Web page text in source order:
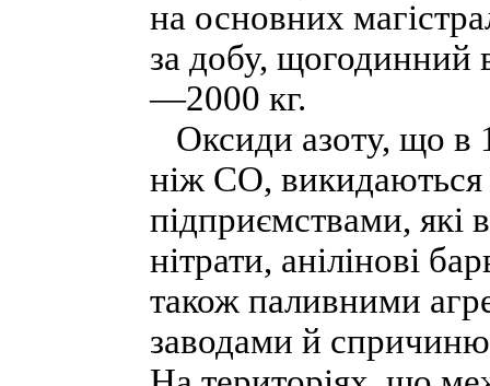
на основних
за добу, щогодинний
—2000 кг.
Оксиди азоту, що в
ніж СО, викидаються
підприємствами, які
нітрати, анілінові
також паливними
заводами й